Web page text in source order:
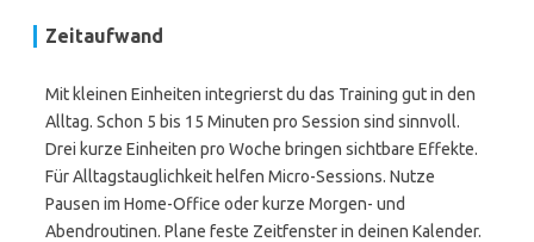
Zeitaufwand
Mit kleinen Einheiten integrierst du das Training gut in den
Alltag. Schon 5 bis 15 Minuten pro Session sind sinnvoll.
Drei kurze Einheiten pro Woche bringen sichtbare Effekte.
Für Alltagstauglichkeit helfen Micro-Sessions. Nutze
Pausen im Home-Office oder kurze Morgen- und
Abendroutinen. Plane feste Zeitfenster in deinen Kalender.